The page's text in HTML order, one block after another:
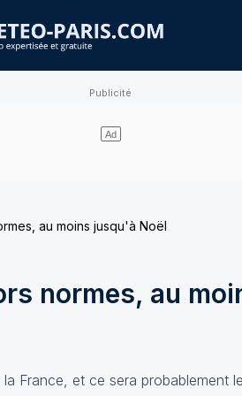
au moins jusqu'à Noël
normes, au
France, et ce sera probablement